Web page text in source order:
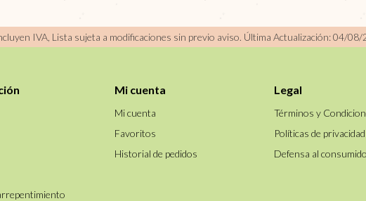
IVA, Lista sujeta a modificaciones sin previo aviso. Última Actualización: 04/08/
Mi cuenta
Mi cuenta
Favoritos
Historial de pedidos
Legal
Términos y
Políticas de privacidad
Defensa al